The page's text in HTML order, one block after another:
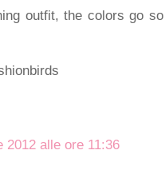
outfit, the colors go
2012 alle ore 11:36